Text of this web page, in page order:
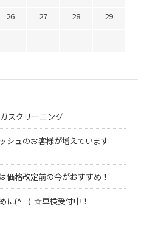
26 27 28
29
スクリーニング
シュのお客様が増えています
価格改定前の今がおすすめ！
に(^_-)-☆車検受付中！